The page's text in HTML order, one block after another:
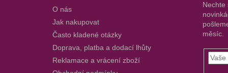
O nás
Jak nakupovat
Často kladené otázky
Doprava, platba a dodací lhůty
Reklamace a vrácení zboží
Nechte
měsíc.